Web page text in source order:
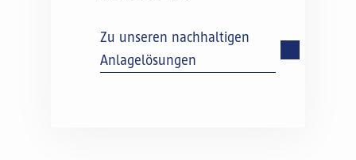
Zu unseren nachhaltigen
Anlagelösungen